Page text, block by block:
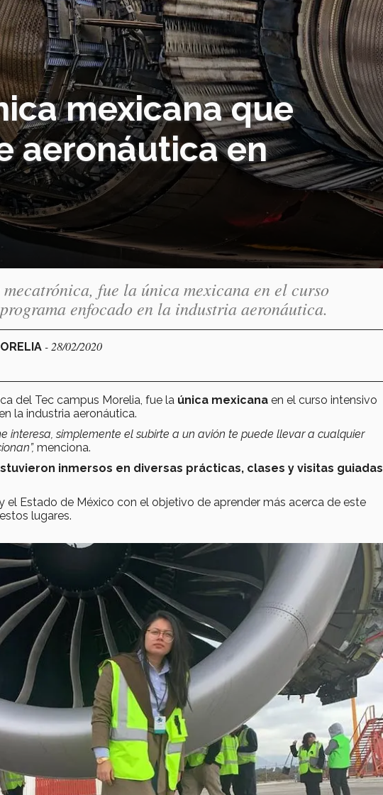
mexicana que
aeronáutica en
fue la única mexicana en el curso
enfocado en la industria aeronáutica.
- 28/02/2020
del Tec campus Morelia, fue la única mexicana en el curso intensivo
la industria aeronáutica.
interesa, simplemente el subirte a un avión te puede llevar a cualquier
menciona.
inmersos en diversas prácticas, clases y visitas guiadas
el Estado de México con el objetivo de aprender más acerca de este
lugares.